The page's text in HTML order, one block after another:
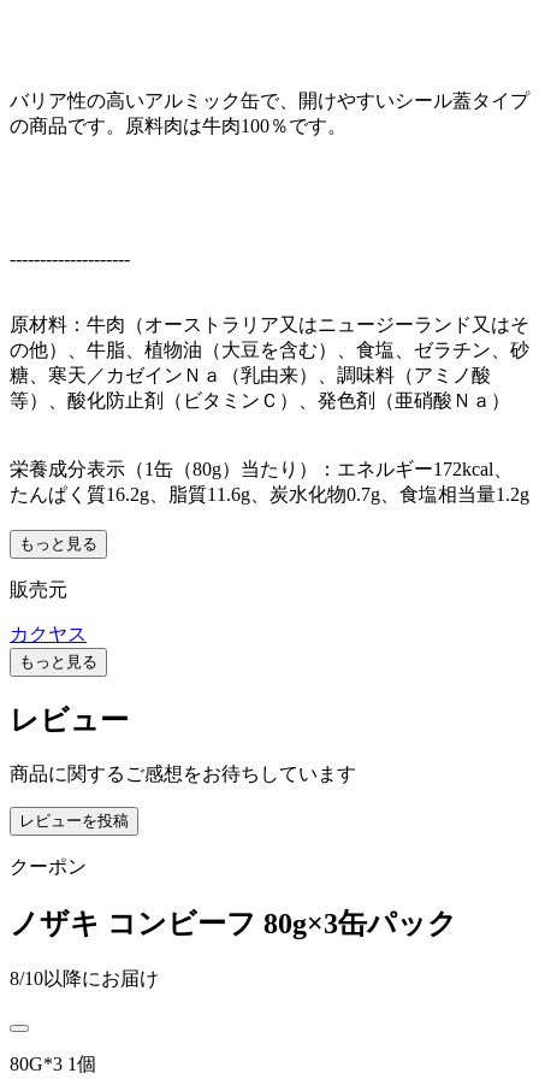
バリア性の高いアルミック缶で、開けやすいシール蓋タイプ
の商品です。原料肉は牛肉100％です。
--------------------
原材料：牛肉（オーストラリア又はニュージーランド又はそ
の他）、牛脂、植物油（大豆を含む）、食塩、ゼラチン、砂
糖、寒天／カゼインＮａ（乳由来）、調味料（アミノ酸
等）、酸化防止剤（ビタミンＣ）、発色剤（亜硝酸Ｎａ）
栄養成分表示（1缶（80g）当たり）：エネルギー172kcal、
たんぱく質16.2g、脂質11.6g、炭水化物0.7g、食塩相当量1.2g
もっと見る
販売元
カクヤス
もっと見る
レビュー
商品に関するご感想をお待ちしています
レビューを投稿
クーポン
ノザキ コンビーフ 80g×3缶パック
8/10以降にお届け
80G*3 1個